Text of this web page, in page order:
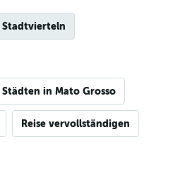
Stadtvierteln
in Mato Grosso
Reise vervollständigen